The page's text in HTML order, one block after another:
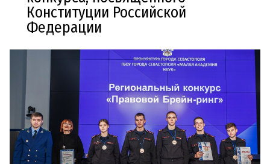
Конституции Российской
Федерации